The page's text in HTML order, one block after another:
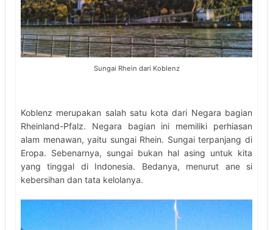
Sungai Rhein dari Koblenz
Koblenz merupakan salah satu kota dari Negara bagian
Rheinland-Pfalz. Negara bagian ini memiliki perhiasan
alam menawan, yaitu sungai Rhein. Sungai terpanjang di
Eropa. Sebenarnya, sungai bukan hal asing untuk kita
yang tinggal di Indonesia. Bedanya, menurut ane si
kebersihan dan tata kelolanya.